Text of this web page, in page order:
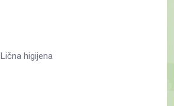
Lična higijena